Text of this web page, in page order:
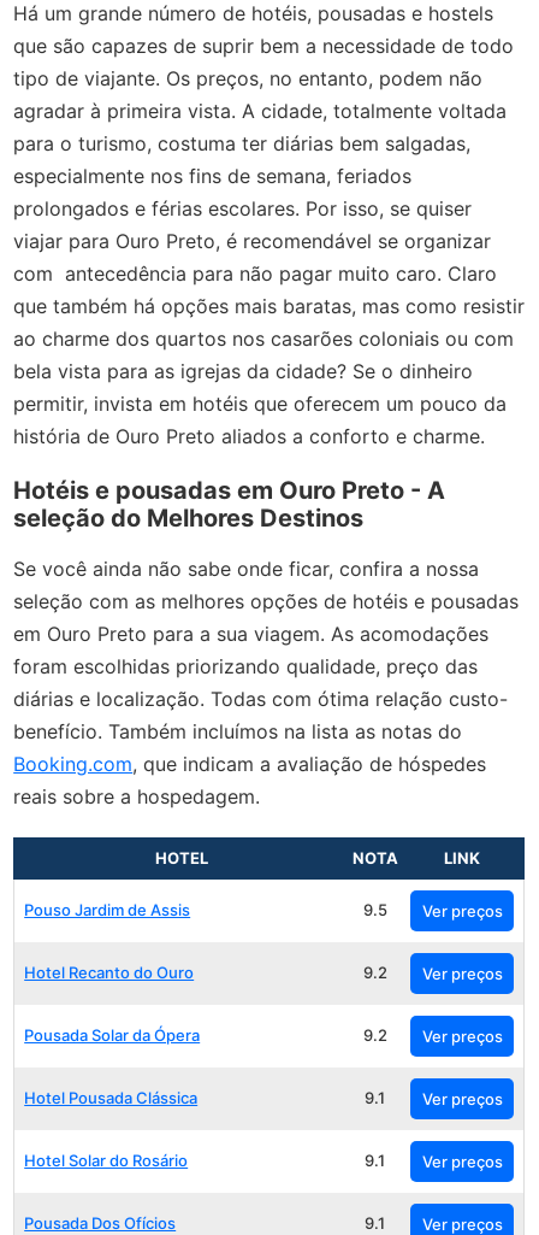
Há um grande número de hotéis, pousadas e hostels
que são capazes de suprir bem a necessidade de todo
tipo de viajante. Os preços, no entanto, podem não
agradar à primeira vista. A cidade, totalmente voltada
para o turismo, costuma ter diárias bem salgadas,
especialmente nos fins de semana, feriados
prolongados e férias escolares. Por isso, se quiser
viajar para Ouro Preto, é recomendável se organizar
com antecedência para não pagar muito caro. Claro
que também há opções mais baratas, mas como resistir
ao charme dos quartos nos casarões coloniais ou com
bela vista para as igrejas da cidade? Se o dinheiro
permitir, invista em hotéis que oferecem um pouco da
história de Ouro Preto aliados a conforto e charme.
Hotéis e pousadas em Ouro Preto - A
seleção do Melhores Destinos
Se você ainda não sabe onde ficar, confira a nossa
seleção com as melhores opções de hotéis e pousadas
em Ouro Preto para a sua viagem. As acomodações
foram escolhidas priorizando qualidade, preço das
diárias e localização. Todas com ótima relação custo-
benefício. Também incluímos na lista as notas do
Booking.com, que indicam a avaliação de hóspedes
reais sobre a hospedagem.
HOTEL NOTA LINK
Pouso Jardim de Assis 9.5 Ver preços
Hotel Recanto do Ouro 9.2 Ver preços
Pousada Solar da Ópera 9.2 Ver preços
Hotel Pousada Clássica 9.1 Ver preços
Hotel Solar do Rosário 9.1 Ver preços
Pousada Dos Ofícios 9.1 Ver preços